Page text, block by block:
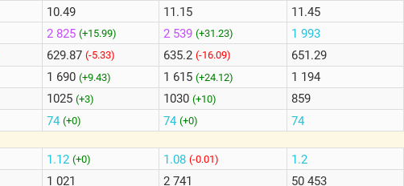
10.49
2 825(+15.99)
629.87(-5.33)
1 690(+9.43)
1025(+3)
74(+0)
1.12(+0)
1 021
11.15
2 539(+31.23)
635.2(-16.09)
1 615(+24.12)
1030(+10)
74(+0)
1.08(-0.01)
2 741
11.45
1 993
651.29
1 194
859
74
1.2
50 453